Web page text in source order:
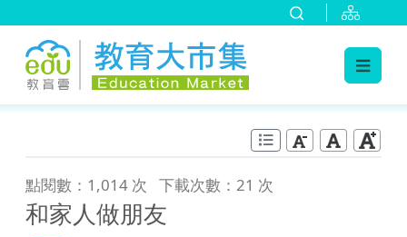
點閱數：1,014 次 下載次數：21 次
和家人做朋友